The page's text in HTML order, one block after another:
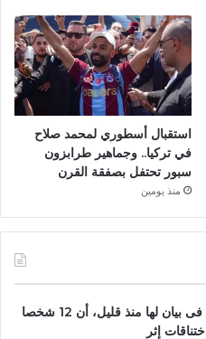
استقبال أسطوري لمحمد صلاح
في تركيا.. وجماهير طرابزون
سبور تحتفل بصفقة القرن
منذ يومين
أعلنت إمارة منطقة المدينة المنورة، فى بيان لها منذ قليل، أن 12 شخصا